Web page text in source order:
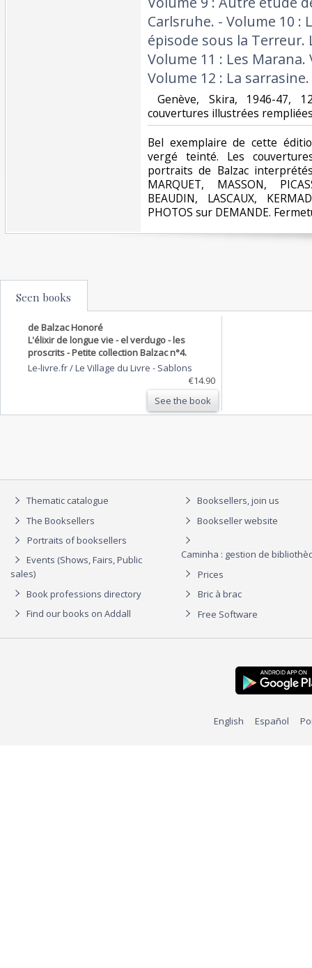
Carlsruhe. - Volume 10
épisode sous la Terreur.
Volume 11 : Les
Volume 12 : La
Genève, Skira, 1946-47,
couvertures illustrées
‎Bel exemplaire de cette
vergé teinté. Les
portraits de Balzac
MARQUET, MASSON,
BEAUDIN, LASCAUX,
PHOTOS sur DEMANDE.
Seen books
de Balzac Honoré
L'élixir de longue vie - el verdugo - les
proscrits - Petite collection Balzac n°4.
Le-livre.fr / Le Village du Livre - Sablons
€14.90
See the book
Thematic catalogue
The Booksellers
Portraits of booksellers
Events (Shows, Fairs, Public
sales)
Book professions directory
Find our books on Addall
Booksellers, join us
Bookseller website
Caminha : gestion de
Prices
Bric à brac
Free Software
English Español